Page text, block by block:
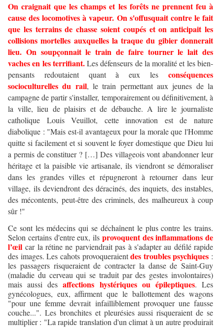
On craignait que les champs et les forêts ne prennent feu à
cause des locomotives à vapeur. On s'offusquait contre le fait
que les terrains de chasse soient coupés et on anticipait les
collisions mortelles auxquelles la traque du gibier donnerait
lieu. On soupçonnait le train de faire tourner le lait des
vaches en les terrifiant.Les défenseurs de la moralité et les bien-
pensants redoutaient quant à eux les conséquences
socioculturelles du rail, le train permettant aux jeunes de la
campagne de partir s'installer, temporairement ou définitivement, à
la ville, lieu de plaisirs et de débauche. A lire le journaliste
catholique Louis Veuillot, cette innovation est de nature
diabolique : "Mais est-il avantageux pour la morale que l'Homme
quitte si facilement et si souvent le foyer domestique que Dieu lui
a permis de constituer ? […] Des villageois vont abandonner leur
héritage et la paisible vie artisanale, ils viendront se démoraliser
dans les grandes villes et répugneront à retourner dans leur
village, ils deviendront des déracinés, des inquiets, des instables,
des mécontents, peut-être des criminels, des malheureux à coup
sûr !"
Ce sont les médecins qui se déchaînent le plus contre les trains.
Selon certains d'entre eux, ils provoquent des inflammations de
l’œil car la rétine ne parviendrait pas à s'adapter au défilé rapide
des images. Les cahots provoqueraientdes troubles psychiques :
les passagers risqueraient de contracter la danse de Saint-Guy
(maladie du cerveau qui se traduit par des gestes involontaires)
mais aussi desaffections hystériques ou épileptiques. Les
gynécologues, eux, affirment que le ballottement des wagons
"pour une femme devrait infailliblement provoquer une fausse
couche...". Les bronchites et pleurésies aussi risqueraient de se
multiplier : "La rapide translation d'un climat à un autre produirait